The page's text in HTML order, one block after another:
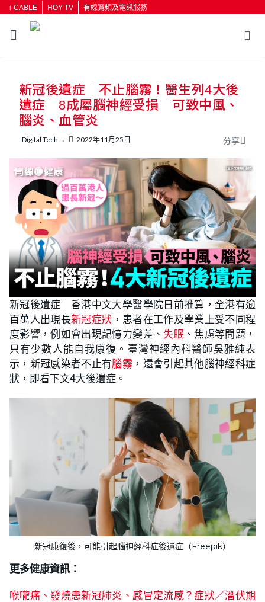
i-CABLE HOY TV 有線寬頻及電訊服務
按輸入鍵開始搜尋
新冠後遺症｜不止腦霧！醫生列4大後
遺症 8成屬腦神經受損 可致中風、
腦炎、血管炎
Digital Tech 2022年11月25日 分享
新冠後遺症｜香港中文大學醫學院日前推算，全港有逾
百萬人出現長新冠症狀 ，患者在工作及學業上受不同程
度影響，例如會出現記憶力變差、 失眠、焦慮等問題，
只有少數人能自我康復。臺灣神經內科醫師吳雅純表
示，新冠感染者不止有腦霧 ，還會引起其他腦神經科症
狀，即看下文4大後遺症。
新冠康復後，可能引起腦神經科症後遺症（Freepik）
更多健康資訊：
喉嚨痛、發燒患新冠肺炎、感冒定流感？症狀／潛伏期